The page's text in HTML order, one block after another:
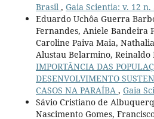
Brasil , Gaia Scientia: v. 12 n.
Eduardo Uchôa Guerra
Fernandes, Aniele Bandeira
Caroline Paiva Maia,
Alustau Belarmino, Reinaldo
IMPORTÂNCIA DAS
DESENVOLVIMENTO
CASOS NA PARAÍBA , Gaia
Sávio Cristiano de
Nascimento Gomes,